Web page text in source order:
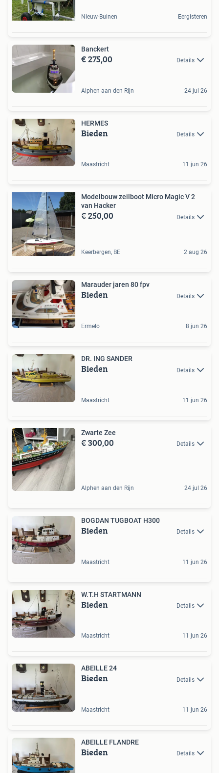
Nieuw-Buinen Eergisteren
Banckert
€ 275,00 Details
Alphen aan den Rijn 24 jul 26
HERMES
Bieden Details
Maastricht 11 jun 26
Modelbouw zeilboot Micro Magic V 2
van Hacker
€ 250,00 Details
Keerbergen, BE 2 aug 26
Marauder jaren 80 fpv
Bieden Details
Ermelo 8 jun 26
DR. ING SANDER
Bieden Details
Maastricht 11 jun 26
Zwarte Zee
€ 300,00 Details
Alphen aan den Rijn 24 jul 26
BOGDAN TUGBOAT H300
Bieden Details
Maastricht 11 jun 26
W.T.H STARTMANN
Bieden Details
Maastricht 11 jun 26
ABEILLE 24
Bieden Details
Maastricht 11 jun 26
ABEILLE FLANDRE
Bieden Details